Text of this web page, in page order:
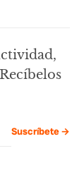
Suscríbete →